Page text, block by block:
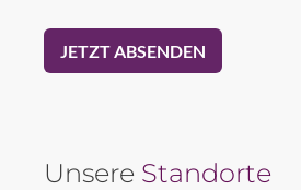
Unsere Standorte